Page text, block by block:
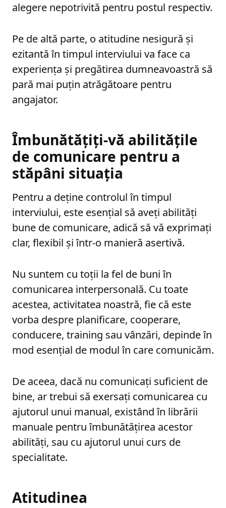
alegere nepotrivită pentru postul respectiv.
Pe de altă parte, o atitudine nesigură și
ezitantă în timpul interviului va face ca
experiența și pregătirea dumneavoastră să
pară mai puțin atrăgătoare pentru
angajator.
Îmbunătățiți-vă abilitățile
de comunicare pentru a
stăpâni situația
Pentru a deține controlul în timpul
interviului, este esențial să aveți abilități
bune de comunicare, adică să vă exprimați
clar, flexibil și într-o manieră asertivă.
Nu suntem cu toții la fel de buni în
comunicarea interpersonală. Cu toate
acestea, activitatea noastră, fie că este
vorba despre planificare, cooperare,
conducere, training sau vânzări, depinde în
mod esențial de modul în care comunicăm.
De aceea, dacă nu comunicați suficient de
bine, ar trebui să exersați comunicarea cu
ajutorul unui manual, existând în librării
manuale pentru îmbunătățirea acestor
abilități, sau cu ajutorul unui curs de
specialitate.
Atitudinea